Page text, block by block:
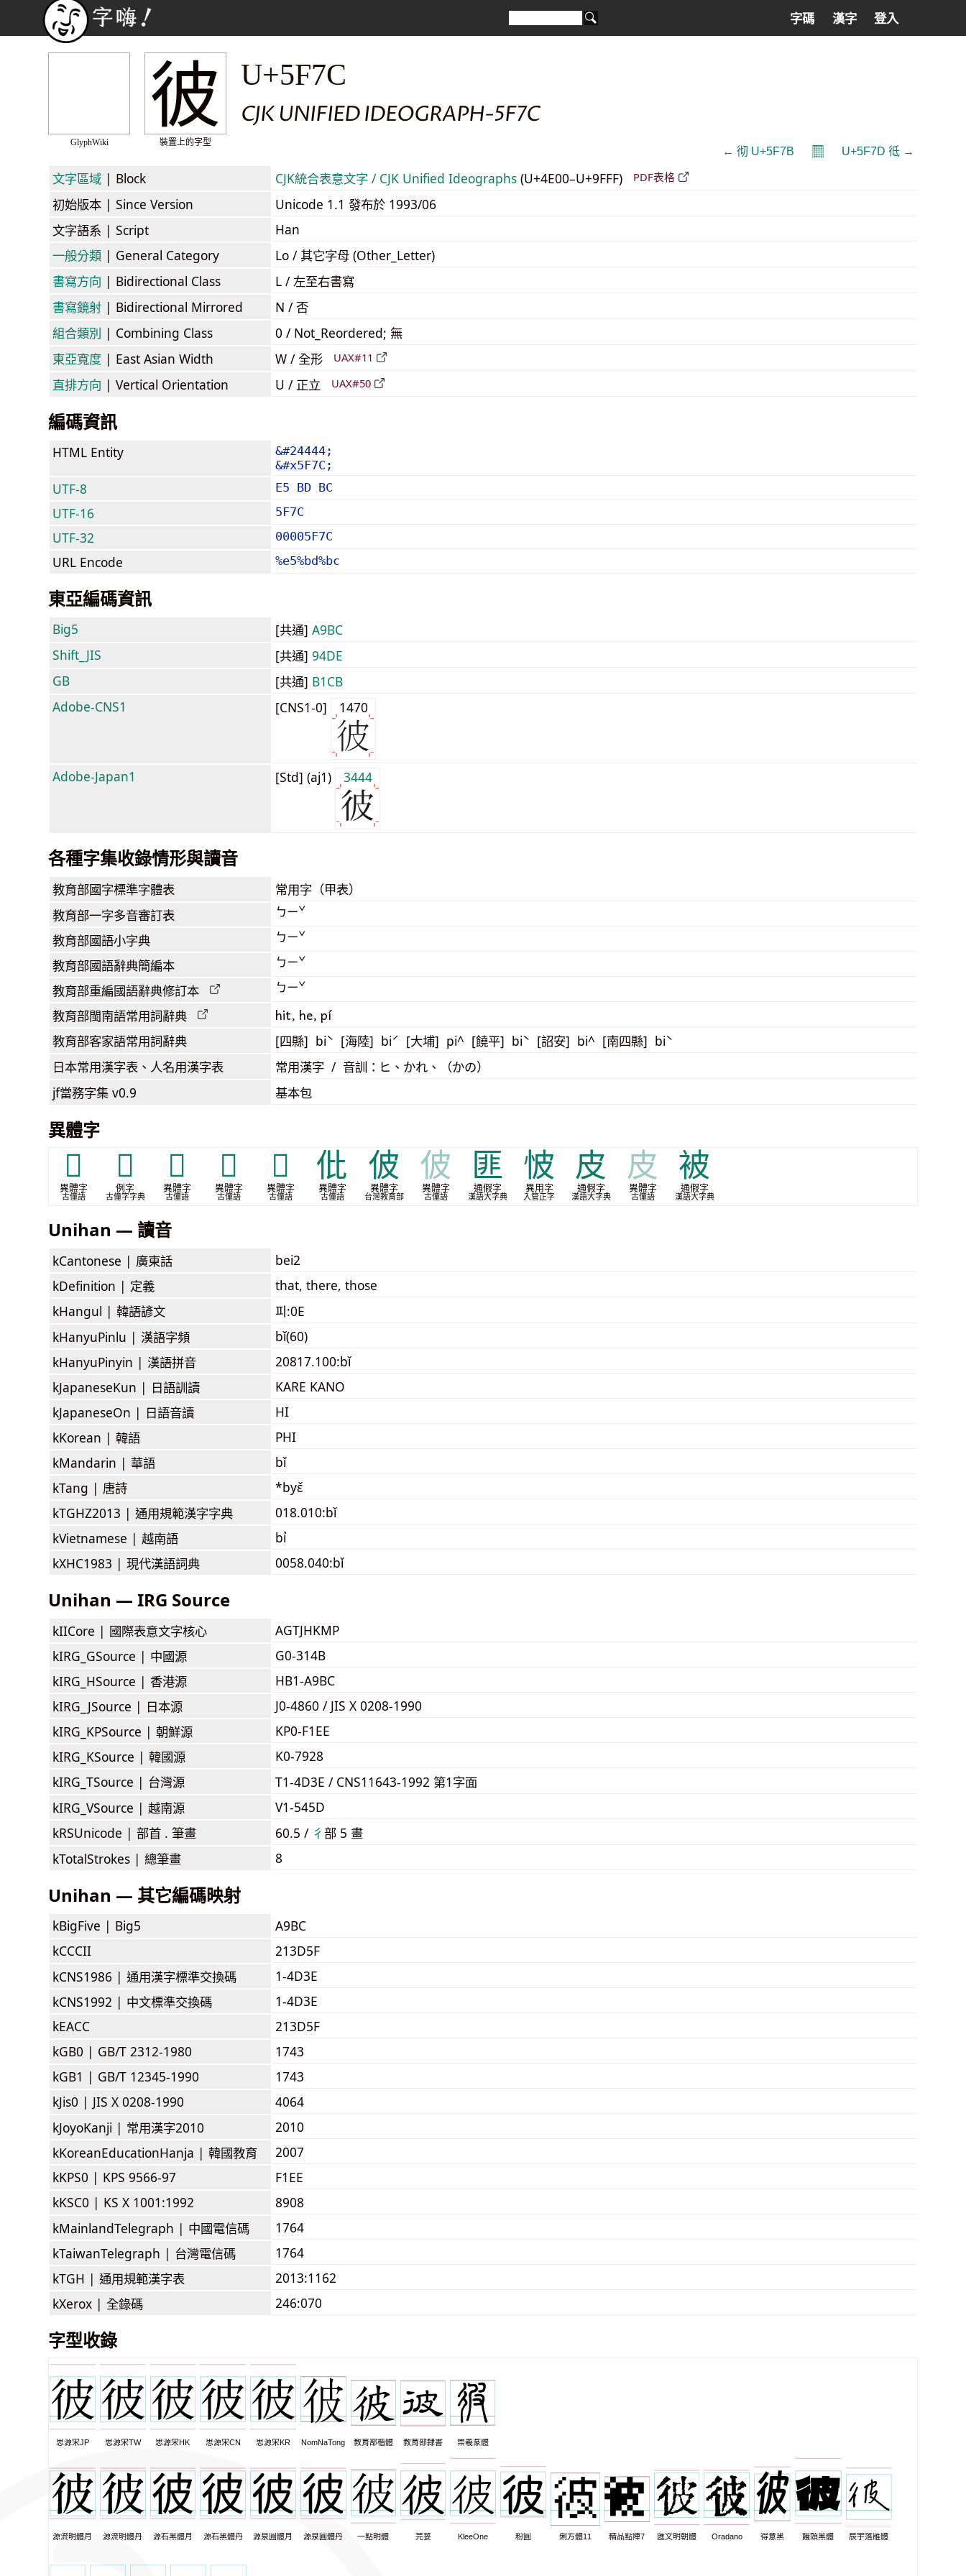
字碼 漢字 登入
GlyphWiki
彼
裝置上的字型
U+5F7C
CJK UNIFIED IDEOGRAPH-5F7C
← 彻 U+5F7B 𝄜 U+5F7D 彽 →
文字區域 | Block CJK統合表意文字 / CJK Unified Ideographs (U+4E00–U+9FFF) PDF表格
初始版本 | Since Version
Unicode 1.1 發布於 1993/06
文字語系 | Script
Han
一般分類 | General Category
Lo / 其它字母 (Other_Letter)
書寫方向 | Bidirectional Class
L / 左至右書寫
書寫鏡射 | Bidirectional Mirrored
N / 否
組合類別 | Combining Class
0 / Not_Reordered; 無
東亞寬度 | East Asian Width W / 全形 UAX#11
直排方向 | Vertical Orientation U / 正立 UAX#50
編碼資訊
HTML Entity
&#24444;
&#x5F7C;
UTF-8 E5 BD BC
UTF-16 5F7C
UTF-32 00005F7C
URL Encode %e5%bd%bc
東亞編碼資訊
Big5 [共通] A9BC
Shift_JIS
[共通] 94DE
GB
[共通] B1CB
Adobe-CNS1
[CNS1-0] 1470
Adobe-Japan1 [Std] (aj1) 3444
各種字集收錄情形與讀音
教育部國字標準字體表 常用字（甲表）
教育部一字多音審訂表 ㄅㄧˇ
教育部國語小字典 ㄅㄧˇ
教育部國語辭典簡編本 ㄅㄧˇ
教育部重編國語辭典修訂本 ㄅㄧˇ
教育部閩南語常用詞辭典 hit, he, pí
教育部客家語常用詞辭典 [四縣] biˋ [海陸] biˊ [大埔] pi^ [饒平] biˋ [詔安] bi^ [南四縣] biˋ
日本常用漢字表 、人名用漢字表 常用漢字 / 音訓：ヒ、かれ、（かの）
jf當務字集 v0.9 基本包
異體字
𠾦
異體字
古僮語
𤿌
例字
古僮字字典
𭯊
異體字
古僮語
𭽧
異體字
古僮語
𰂇
異體字
古僮語
仳
異體字
古僮語
佊
異體字
台灣教育部
佊
異體字
古僮語
匪
通假字
漢語大字典
怶
異用字
入管正字
皮
通假字
漢語大字典
皮
異體字
古僮語
被
通假字
漢語大字典
Unihan — 讀音
kCantonese | 廣東話
bei2
kDefinition | 定義
that, there, those
kHangul | 韓語諺文
피:0E
kHanyuPinlu | 漢語字頻
bǐ(60)
kHanyuPinyin | 漢語拼音
20817.100:bǐ
kJapaneseKun | 日語訓讀
KARE KANO
kJapaneseOn | 日語音讀
HI
kKorean | 韓語
PHI
kMandarin | 華語
bǐ
kTang | 唐詩
*byɛ̌
kTGHZ2013 | 通用規範漢字字典
018.010:bǐ
kVietnamese | 越南語
bỉ
kXHC1983 | 現代漢語詞典 0058.040:bǐ
Unihan — IRG Source
kIICore | 國際表意文字核心
AGTJHKMP
kIRG_GSource | 中國源
G0-314B
kIRG_HSource | 香港源
HB1-A9BC
kIRG_JSource | 日本源
J0-4860 / JIS X 0208-1990
kIRG_KPSource | 朝鮮源
KP0-F1EE
kIRG_KSource | 韓國源
K0-7928
kIRG_TSource | 台灣源
T1-4D3E / CNS11643-1992 第1字面
kIRG_VSource | 越南源
V1-545D
kRSUnicode | 部首 . 筆畫 60.5 / ⼻部 5 畫
kTotalStrokes | 總筆畫 8
Unihan — 其它編碼映射
kBigFive | Big5
A9BC
kCCCII
213D5F
kCNS1986 | 通用漢字標準交換碼
1-4D3E
kCNS1992 | 中文標準交換碼
1-4D3E
kEACC
213D5F
kGB0 | GB/T 2312-1980
1743
kGB1 | GB/T 12345-1990
1743
kJis0 | JIS X 0208-1990
4064
kJoyoKanji | 常用漢字2010
2010
kKoreanEducationHanja | 韓國教育
2007
kKPS0 | KPS 9566-97
F1EE
kKSC0 | KS X 1001:1992
8908
kMainlandTelegraph | 中國電信碼
1764
kTaiwanTelegraph | 台灣電信碼
1764
kTGH | 通用規範漢字表
2013:1162
kXerox | 全錄碼 246:070
字型收錄
思源宋JP 思源宋TW 思源宋HK 思源宋CN 思源宋KR NomNaTong 教育部楷體 教育部隸書 崇羲篆體
源流明體月 源流明體丹 源石黑體月 源石黑體丹 源泉圓體月 源泉圓體丹 一點明體 芫荽 KleeOne 粉圓 俐方體11 精品點陣7 匯文明朝體 Oradano 得意黑 饅頭黑體 辰宇落雁體